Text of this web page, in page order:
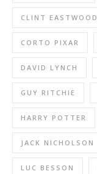
CLINT EASTWOOD
CORTO PIXAR
DAVID LYNCH
GUY RITCHIE
HARRY POTTER
JACK NICHOLSON
LUC BESSON